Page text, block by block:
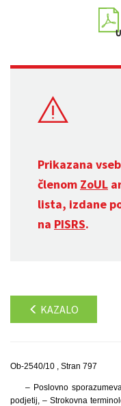
Prikazana
členom ZoUL
lista, izdane
na PISRS.
KAZALO
Ob-2540/10 , Stran 797
– Poslovno
podjetij, – Strokovna